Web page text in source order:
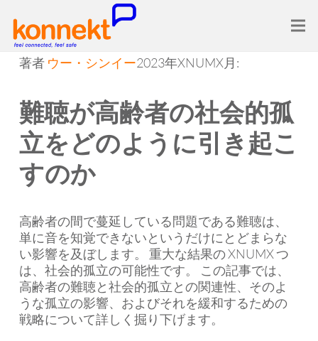
著者 ウー・シンイー2023年XNUMX月:
難聴が高齢者の社会的孤
立をどのように引き起こ
すのか
高齢者の間で蔓延している問題である難聴は、
単に音を知覚できないというだけにとどまらな
い影響を及ぼします。 重大な結果の XNUMX つ
は、社会的孤立の可能性です。 この記事では、
高齢者の難聴と社会的孤立との関連性、そのよ
うな孤立の影響、およびそれを緩和するための
戦略について詳しく掘り下げます。